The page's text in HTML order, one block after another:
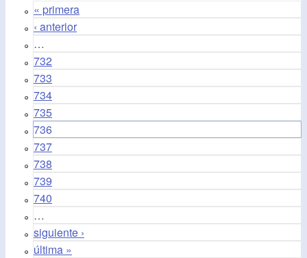
« primera
‹ anterior
…
732
733
734
735
736
737
738
739
740
…
siguiente ›
última »